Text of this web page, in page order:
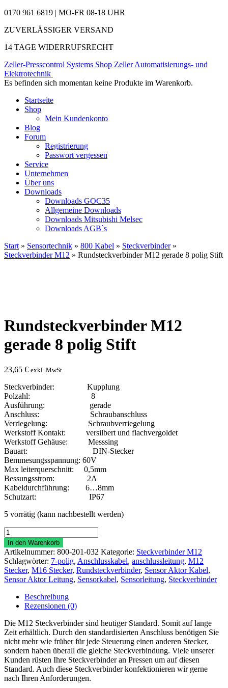
0170 961 6819 | MO-FR 08-18 UHR
ZUVERLÄSSIGER VERSAND
14 TAGE WIDERRUFSRECHT
Zeller-Presscontrol Systems Shop Zeller Automatisierungs- und
Elektrotechnik
Es befinden sich momentan keine Produkte im Warenkorb.
Startseite
Shop
Mein Kundenkonto
Blog
Forum
Registrierung
Passwort vergessen
Service
Unternehmen
Über uns
Downloads
Downloads GOC35
Allgemeine Downloads
Downloads Mitsubishi Melsec
Downloads AGB`s
Start » Sensortechnik » 800 Kabel » Steckverbinder»
Steckverbinder M12 » Rundsteckverbinder M12 gerade 8 polig Stift
Rundsteckverbinder M12
gerade 8 polig Stift
23,65 € exkl. MwSt
Steckverbinder: Kupplung
Polzahl: 8
Ausführung: gerade
Anschluss: Schraubanschluss
Verriegelung: Schraubverriegelung
Werkstoff Kontakt: versilbert und flachvergoldet
Werkstoff Gehäuse: Messsing
Bauart: DIN-Stecker
Bemmesungsspannung: 60V
Max leiterquerschnitt: 0,5mm
Bessungsstrom: 2A
Kabeldurchführung: 6…8mm
Schutzart: IP67
5 vorrätig (kann nachbestellt werden)
Rundsteckverbinder
M12
gerade
8
polig
Stift
Menge
In den Warenkorb
Artikelnummer: 800-201-032 Kategorie: Steckverbinder M12
Schlagwörter: 7-polig, Anschlusskabel, anschlussleitung, M12
Stecker, M16 Stecker, Rundsteckverbinder, Sensor Aktor Kabel,
Sensor Aktor Leitung, Sensorkabel, Sensorleitung, Steckverbinder
Beschreibung
Rezensionen (0)
Die M12 Steckverbinder sind heutiger Standard. Somit auf lange
Zeit erhältlich. Durch den standardisierten Anschluss benötigen Sie
nicht mehr wie früher für jede Steuerung einen anderen Stecker,
sondern haben überall die gleiche Steckverbindung. Viele unserer
Kunden rüsten Ihre Steckverbinder an Pressen um auf diesen
Standard. Auch diese Steckverbinder konfektionieren wir gerne
nach Ihren Anforderungen.